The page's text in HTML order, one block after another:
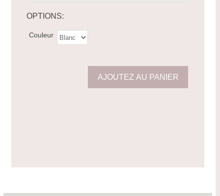
OPTIONS:
Couleur